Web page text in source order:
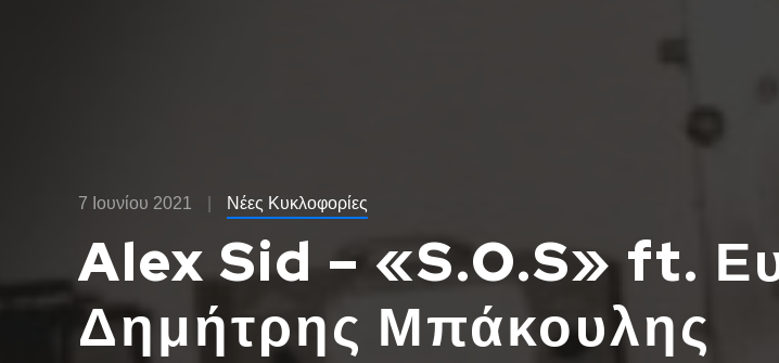
7 Ιουνίου 2021 Νέες Κυκλοφορίες
Alex Sid – «S.O.S» ft.
Δημήτρης Μπάκουλης